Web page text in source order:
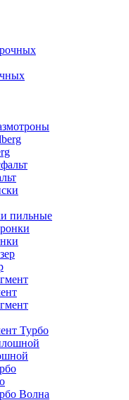
пильные
Турбо